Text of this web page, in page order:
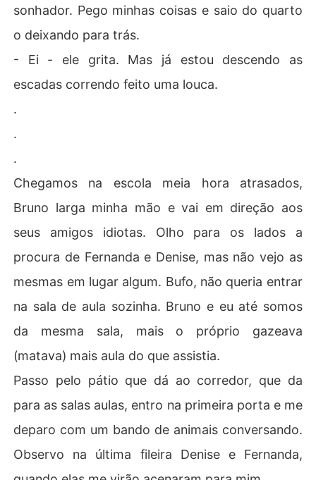
sonhador. Pego minhas coisas e saio do quarto
o deixando para trás.
- Ei - ele grita. Mas já estou descendo as
escadas correndo feito uma louca.
.
.
.
Chegamos na escola meia hora atrasados,
Bruno larga minha mão e vai em direção aos
seus amigos idiotas. Olho para os lados a
procura de Fernanda e Denise, mas não vejo as
mesmas em lugar algum. Bufo, não queria entrar
na sala de aula sozinha. Bruno e eu até somos
da mesma sala, mais o próprio gazeava
(matava) mais aula do que assistia.
Passo pelo pátio que dá ao corredor, que da
para as salas aulas, entro na primeira porta e me
deparo com um bando de animais conversando.
Observo na última fileira Denise e Fernanda,